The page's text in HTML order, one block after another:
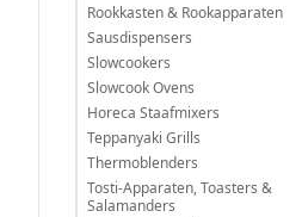
Rookkasten & Rookapparaten
Sausdispensers
Slowcookers
Slowcook Ovens
Horeca Staafmixers
Teppanyaki Grills
Thermoblenders
Tosti-Apparaten, Toasters &
Salamanders